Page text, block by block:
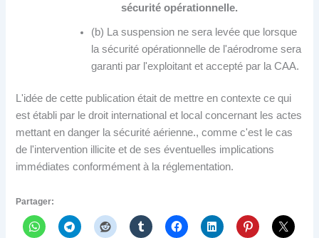
sécurité opérationnelle.
(b) La suspension ne sera levée que lorsque
la sécurité opérationnelle de l'aérodrome sera
garanti par l'exploitant et accepté par la CAA.
L'idée de cette publication était de mettre en contexte ce qui
est établi par le droit international et local concernant les actes
mettant en danger la sécurité aérienne., comme c'est le cas
de l'intervention illicite et de ses éventuelles implications
immédiates conformément à la réglementation.
Partager: